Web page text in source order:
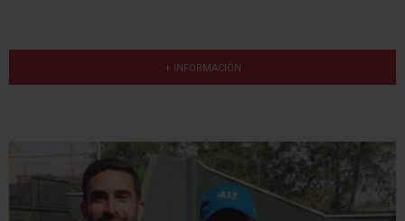
+ INFORMACIÓN